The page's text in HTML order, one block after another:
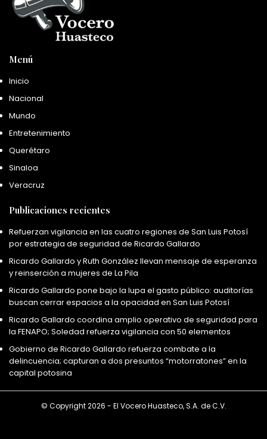
Menú
Inicio
Nacional
Mundo
Entretenimiento
Querétaro
Sinaloa
Veracruz
Publicaciones recientes
Refuerzan vigilancia en las cuatro regiones de San Luis Potosí
por estrategia de seguridad de Ricardo Gallardo
Ricardo Gallardo y Ruth González llevan mensaje de esperanza
y reinserción a mujeres de La Pila
Ricardo Gallardo pone bajo la lupa el gasto público: auditorías
buscan cerrar espacios a la opacidad en San Luis Potosí
Ricardo Gallardo coordina amplio operativo de seguridad para
la FENAPO; Soledad refuerza vigilancia con 50 elementos
Gobierno de Ricardo Gallardo refuerza combate a la
delincuencia; capturan a dos presuntos “motorratones” en la
capital potosina
© Copyright 2026 - El Vocero Huasteco, S.A. de C.V.